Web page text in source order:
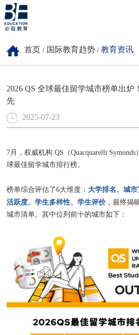
首页 / 国际教育趋势 /教育资讯
2026 QS 全球最佳留学城市榜单出炉
先
2025-07-23
7月，权威机构 QS（Quacquarelli
球最佳留学城市排行榜。
榜单综合评估了6大维度： 大学排名、城
活跃度、学生多样性、学生评价 ，最终揭
城市清单。其中位列前十的城市如下：